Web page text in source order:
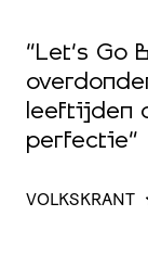
“Let’s Go
leeftijden
perfectie”
VOLKSKRANT